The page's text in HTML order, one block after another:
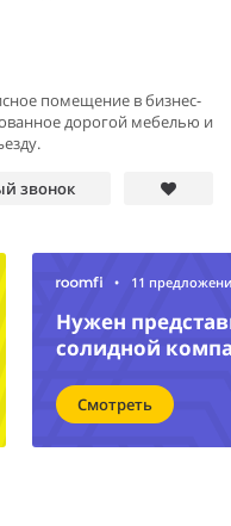
помещение в бизнес-
дорогой мебелью и
звонок
• 11
Нужен
солидной
Смотреть